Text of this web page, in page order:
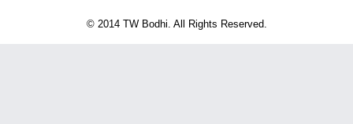
© 2014 TW Bodhi. All Rights Reserved.